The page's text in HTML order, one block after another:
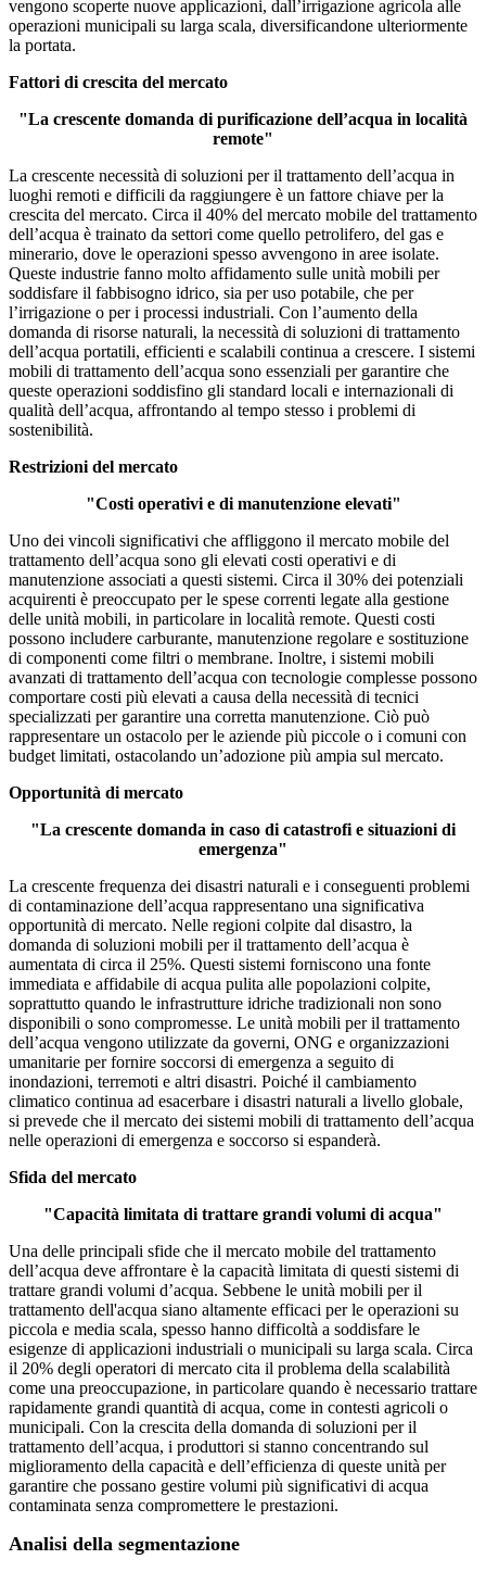
vengono scoperte nuove applicazioni, dall’irrigazione agricola alle
operazioni municipali su larga scala, diversificandone ulteriormente
la portata.
Fattori di crescita del mercato
"La crescente domanda di purificazione dell’acqua in località
remote"
La crescente necessità di soluzioni per il trattamento dell’acqua in
luoghi remoti e difficili da raggiungere è un fattore chiave per la
crescita del mercato. Circa il 40% del mercato mobile del trattamento
dell’acqua è trainato da settori come quello petrolifero, del gas e
minerario, dove le operazioni spesso avvengono in aree isolate.
Queste industrie fanno molto affidamento sulle unità mobili per
soddisfare il fabbisogno idrico, sia per uso potabile, che per
l’irrigazione o per i processi industriali. Con l’aumento della
domanda di risorse naturali, la necessità di soluzioni di trattamento
dell’acqua portatili, efficienti e scalabili continua a crescere. I sistemi
mobili di trattamento dell’acqua sono essenziali per garantire che
queste operazioni soddisfino gli standard locali e internazionali di
qualità dell’acqua, affrontando al tempo stesso i problemi di
sostenibilità.
Restrizioni del mercato
"Costi operativi e di manutenzione elevati"
Uno dei vincoli significativi che affliggono il mercato mobile del
trattamento dell’acqua sono gli elevati costi operativi e di
manutenzione associati a questi sistemi. Circa il 30% dei potenziali
acquirenti è preoccupato per le spese correnti legate alla gestione
delle unità mobili, in particolare in località remote. Questi costi
possono includere carburante, manutenzione regolare e sostituzione
di componenti come filtri o membrane. Inoltre, i sistemi mobili
avanzati di trattamento dell’acqua con tecnologie complesse possono
comportare costi più elevati a causa della necessità di tecnici
specializzati per garantire una corretta manutenzione. Ciò può
rappresentare un ostacolo per le aziende più piccole o i comuni con
budget limitati, ostacolando un’adozione più ampia sul mercato.
Opportunità di mercato
"La crescente domanda in caso di catastrofi e situazioni di
emergenza"
La crescente frequenza dei disastri naturali e i conseguenti problemi
di contaminazione dell’acqua rappresentano una significativa
opportunità di mercato. Nelle regioni colpite dal disastro, la
domanda di soluzioni mobili per il trattamento dell’acqua è
aumentata di circa il 25%. Questi sistemi forniscono una fonte
immediata e affidabile di acqua pulita alle popolazioni colpite,
soprattutto quando le infrastrutture idriche tradizionali non sono
disponibili o sono compromesse. Le unità mobili per il trattamento
dell’acqua vengono utilizzate da governi, ONG e organizzazioni
umanitarie per fornire soccorsi di emergenza a seguito di
inondazioni, terremoti e altri disastri. Poiché il cambiamento
climatico continua ad esacerbare i disastri naturali a livello globale,
si prevede che il mercato dei sistemi mobili di trattamento dell’acqua
nelle operazioni di emergenza e soccorso si espanderà.
Sfida del mercato
"Capacità limitata di trattare grandi volumi di acqua"
Una delle principali sfide che il mercato mobile del trattamento
dell’acqua deve affrontare è la capacità limitata di questi sistemi di
trattare grandi volumi d’acqua. Sebbene le unità mobili per il
trattamento dell'acqua siano altamente efficaci per le operazioni su
piccola e media scala, spesso hanno difficoltà a soddisfare le
esigenze di applicazioni industriali o municipali su larga scala. Circa
il 20% degli operatori di mercato cita il problema della scalabilità
come una preoccupazione, in particolare quando è necessario trattare
rapidamente grandi quantità di acqua, come in contesti agricoli o
municipali. Con la crescita della domanda di soluzioni per il
trattamento dell’acqua, i produttori si stanno concentrando sul
miglioramento della capacità e dell’efficienza di queste unità per
garantire che possano gestire volumi più significativi di acqua
contaminata senza compromettere le prestazioni.
Analisi della segmentazione